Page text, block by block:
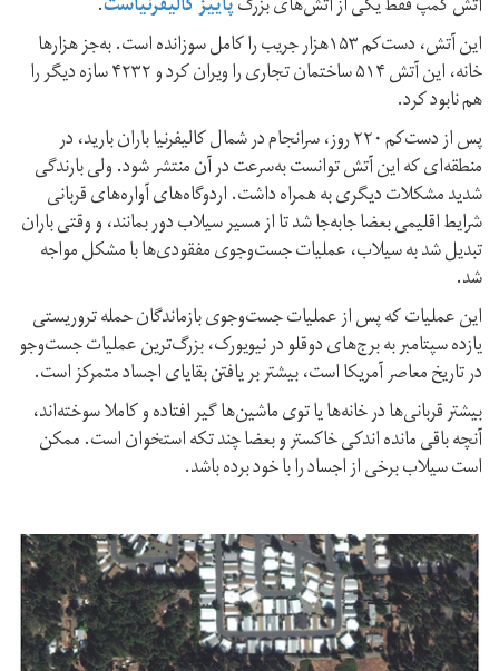
این آتش، دست‌کم ۱۵۳هزار جریب را کامل سوزانده است. به‌جز هزارها
خانه، این آتش ۵۱۴ ساختمان تجاری را ویران کرد و ۴۲۳۲ سازه دیگر را
هم نابود کرد.
پس از دست‌کم ۲۲۰ روز، سرانجام در شمال کالیفرنیا باران بارید، در
منطقه‌ای که این آتش توانست به‌سرعت در آن منتشر شود. ولی بارندگی
شدید مشکلات دیگری به همراه داشت. اردوگاه‌های آواره‌های قربانی
شرایط اقلیمی بعضا جابه‌جا شد تا از مسیر سیلاب دور بمانند، و وقتی باران
تبدیل شد به سیلاب، عملیات جست‌وجوی مفقودی‌ها با مشکل مواجه
شد.
این عملیات که پس از عملیات جست‌وجوی بازماندگان حمله تروریستی
یازده سپتامبر به برج‌های دوقلو در نیویورک، بزرگ‌ترین عملیات جست‌وجو
در تاریخ معاصر آمریکا است، بیشتر بر یافتن بقایای اجساد متمرکز است.
بیشتر قربانی‌ها در خانه‌ها یا توی ماشین‌ها گیر افتاده و کاملا سوخته‌اند،
آنچه باقی مانده اندکی خاکستر و بعضا چند تکه استخوان است. ممکن
است سیلاب برخی از اجساد را با خود برده باشد.